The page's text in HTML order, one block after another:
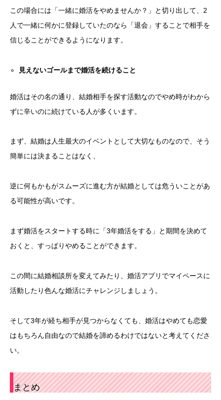
この場合には「一緒に婚活をやめませんか？」と切り出して、2
人で一緒に何かに登録していたのなら「退会」することで相手を
信じることができるようになります。
見えないゴールまで婚活を続けること
婚活はその名の通り、結婚相手を探す活動なのでやめ時がわから
ずに辛いのに続けている人が多くいます。
まず、結婚は人生最大のイベントとして大切なものなので、そう
簡単には決まることはなく、
逆に何もかもがスムーズに進む方が結婚としては危ういことがあ
る可能性が高いです。
まず婚活をスタートする時に「3年婚活をする」と期間を決めて
おくと、すっぱりやめることができます。
この間に結婚相談所を変えてみたり、婚活アプリでマイペースに
活動したり色んな婚活にチャレンジしましょう。
そして3年が経ち相手が見つからなくても、婚活はやめても恋愛
はもちろん自由なので結婚を諦めるわけではないと考えてくださ
い。
まとめ